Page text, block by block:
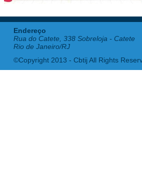
Endereço
Rua do Catete, 338 Sobreloja - Catete
Rio de Janeiro/RJ
©Copyright 2013 - Cbtij All Rights